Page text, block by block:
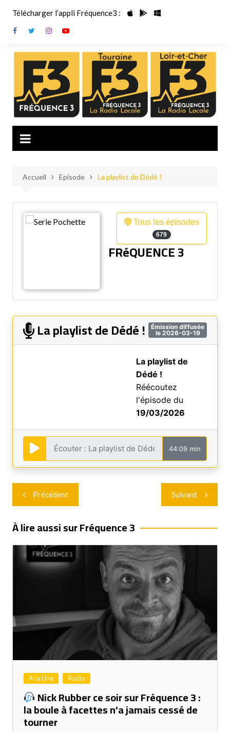
contenu
Télécharger l’appli Fréquence3 :
Accueil Episode La playlist de Dédé !
Tous les épisodes
679
FRéQUENCE 3
Émission diffusée
le 2026-03-19
La playlist de Dédé !
La playlist de
Dédé !
Réécoutez
l'épisode du
19/03/2026
44:09 min
Navigation
de
l’article
Précédent Suivant
À lire aussi sur Fréquence 3
A la Une Radio
Nick Rubber ce soir sur Fréquence 3 :
la boule à facettes n’a jamais cessé de
tourner